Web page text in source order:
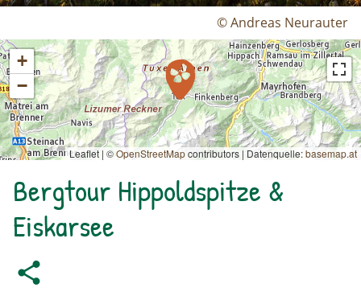
© Andreas Neurauter
+
−
Leaflet | ©OpenStreetMapcontributors | Datenquelle:basemap.at
Bergtour Hippoldspitze &
Eiskarsee